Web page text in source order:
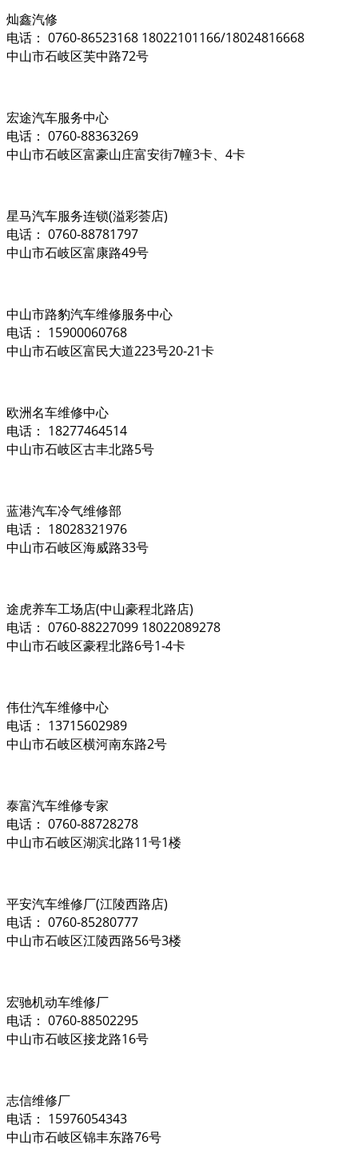
灿鑫汽修
电话： 0760-86523168 18022101166/18024816668
中山市石岐区芙中路72号
宏途汽车服务中心
电话： 0760-88363269
中山市石岐区富豪山庄富安街7幢3卡、4卡
星马汽车服务连锁(溢彩荟店)
电话： 0760-88781797
中山市石岐区富康路49号
中山市路豹汽车维修服务中心
电话： 15900060768
中山市石岐区富民大道223号20-21卡
欧洲名车维修中心
电话： 18277464514
中山市石岐区古丰北路5号
蓝港汽车冷气维修部
电话： 18028321976
中山市石岐区海威路33号
途虎养车工场店(中山豪程北路店)
电话： 0760-88227099 18022089278
中山市石岐区豪程北路6号1-4卡
伟仕汽车维修中心
电话： 13715602989
中山市石岐区横河南东路2号
泰富汽车维修专家
电话： 0760-88728278
中山市石岐区湖滨北路11号1楼
平安汽车维修厂(江陵西路店)
电话： 0760-85280777
中山市石岐区江陵西路56号3楼
宏驰机动车维修厂
电话： 0760-88502295
中山市石岐区接龙路16号
志信维修厂
电话： 15976054343
中山市石岐区锦丰东路76号